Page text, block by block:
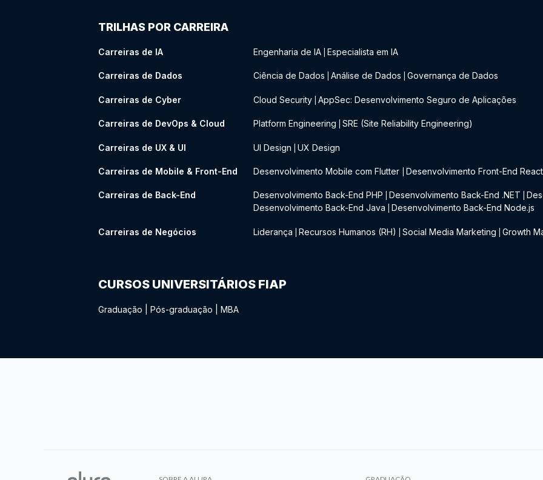
TRILHAS POR CARREIRA
Carreiras de IA Engenharia de IA Especialista em IA
Carreiras de Dados Ciência de Dados Análise de Dados Governança de Dados
Carreiras de Cyber Cloud Security AppSec: Desenvolvimento Seguro de Aplicações
Carreiras de DevOps & Cloud Platform Engineering SRE (Site Reliability Engineering)
Carreiras de UX & UI UI Design UX Design
Carreiras de Mobile & Front-End Desenvolvimento Mobile com Flutter Desenvolvimento Front-End React
Carreiras de Back-End Desenvolvimento Back-End PHP Desenvolvimento Back-End .NET
Desenvolvimento Back-End Java
Desenvolvimento Back-End Node.js
Carreiras de Negócios Liderança Recursos Humanos (RH) Social Media Marketing Growth
CURSOS UNIVERSITÁRIOS FIAP
Graduação Pós-graduação MBA